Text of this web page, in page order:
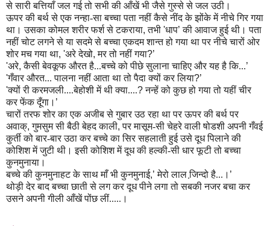
से सारी बत्तियाँ जल गई तो सभी की आँखें भी जैसे गुस्से से जल उठी।
ऊपर की बर्थ से एक नन्हा-सा बच्चा पता नहीं कैसे नींद के झोंके में नीचे गिर गया
था। उसका कोमल शरीर फर्श से टकराया,तभी 'धाप’की आवाज हुई थी। पता
नहीं चोट लगने से या सदमे से बच्चा एकदम शान्त हो गया था पर नीचे चारों ओर
शोर मच गया था, 'अरे देखो,मर तो नहीं गया?’
'अरे,कैसी बेवकूफ औरत है...बच्चे को पीछे सुलाना चाहिए और यह है कि...’
'गँवार औरत... पालना नहीं आता था तो पैदा क्यों कर लिया?’
'क्यों री करमजली....बेहोशी में थी क्या....?नन्हें को कुछ हो गया तो यहीं चीर
कर फेंक दूँगा। ’
चारों तरफ शोर का एक अजीब से गुबार उठ रहा था पर ऊपर की बर्थ पर
अवाक्,गुमसुम सी बैठी बेहद काली,पर मासूम-सी चेहरे वाली षोडशी अपनी गँवई
कुर्ती को बार-बार उठा कर बच्चे का सिर सहलाती हुई उसे दूध पिलाने की
कोशिश में जुटी थी। इसी कोशिश में दूध की हल्की-सी धार फूटी तो बच्चा
कुनमुनाया।
बच्चे की कुनमुनाहट के साथ माँ भी कुनमुनाई,’मेरो लाल जि़न्दो है...। ’
थोड़ी देर बाद बच्चा छाती से लग कर दूध पीने लगा तो सबकी नजर बचा कर
उसने अपनी गीली आँखें पोंछ लीं.....।